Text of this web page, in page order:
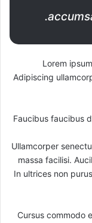
Lorem
Adipiscing
Faucibus faucibus
Ullamcorper
massa facilisi.
In ultrices non
Cursus commodo